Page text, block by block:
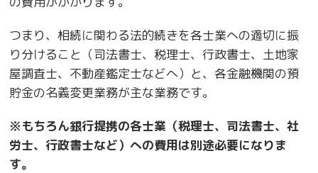
つまり、相続に関わる法的続きを各士業への適切に振
り分けること（司法書士、税理士、行政書士、土地家
屋調査士、不動産鑑定士などへ）と、各金融機関の預
貯金の名義変更業務が主な業務です。
※もちろん銀行提携の各士業（税理士、司法書士、社
労士、行政書士など）への費用は別途必要になりま
す。